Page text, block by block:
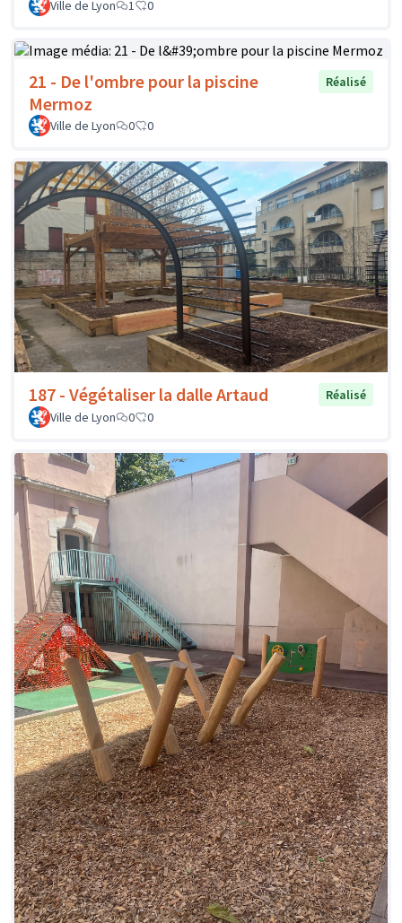
Ville de Lyon 1 0
21 - De l'ombre pour la piscine
Mermoz
Réalisé
Ville de Lyon 0 0
187 - Végétaliser la dalle Artaud
Réalisé
Ville de Lyon
0 0